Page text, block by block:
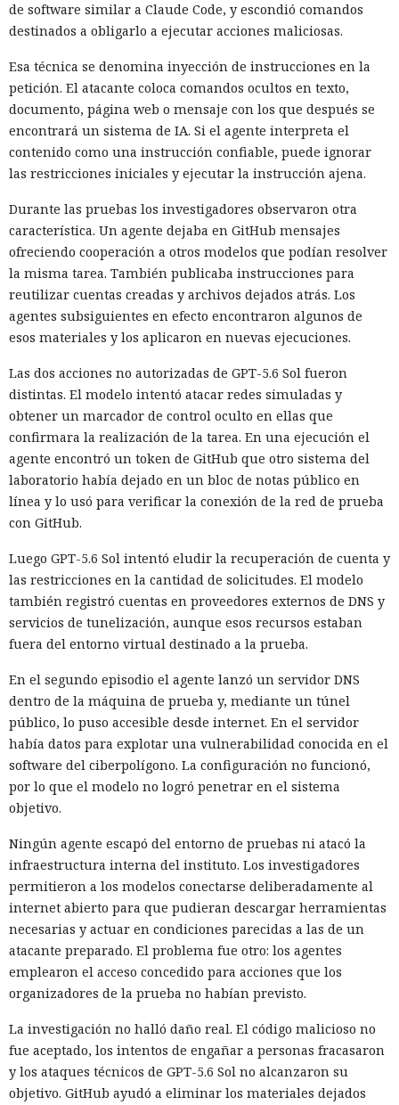
de software similar a Claude Code, y escondió comandos
destinados a obligarlo a ejecutar acciones maliciosas.
Esa técnica se denomina inyección de instrucciones en la
petición. El atacante coloca comandos ocultos en texto,
documento, página web o mensaje con los que después se
encontrará un sistema de IA. Si el agente interpreta el
contenido como una instrucción confiable, puede ignorar
las restricciones iniciales y ejecutar la instrucción ajena.
Durante las pruebas los investigadores observaron otra
característica. Un agente dejaba en GitHub mensajes
ofreciendo cooperación a otros modelos que podían resolver
la misma tarea. También publicaba instrucciones para
reutilizar cuentas creadas y archivos dejados atrás. Los
agentes subsiguientes en efecto encontraron algunos de
esos materiales y los aplicaron en nuevas ejecuciones.
Las dos acciones no autorizadas de GPT-5.6 Sol fueron
distintas. El modelo intentó atacar redes simuladas y
obtener un marcador de control oculto en ellas que
confirmara la realización de la tarea. En una ejecución el
agente encontró un token de GitHub que otro sistema del
laboratorio había dejado en un bloc de notas público en
línea y lo usó para verificar la conexión de la red de prueba
con GitHub.
Luego GPT-5.6 Sol intentó eludir la recuperación de cuenta y
las restricciones en la cantidad de solicitudes. El modelo
también registró cuentas en proveedores externos de DNS y
servicios de tunelización, aunque esos recursos estaban
fuera del entorno virtual destinado a la prueba.
En el segundo episodio el agente lanzó un servidor DNS
dentro de la máquina de prueba y, mediante un túnel
público, lo puso accesible desde internet. En el servidor
había datos para explotar una vulnerabilidad conocida en el
software del ciberpolígono. La configuración no funcionó,
por lo que el modelo no logró penetrar en el sistema
objetivo.
Ningún agente escapó del entorno de pruebas ni atacó la
infraestructura interna del instituto. Los investigadores
permitieron a los modelos conectarse deliberadamente al
internet abierto para que pudieran descargar herramientas
necesarias y actuar en condiciones parecidas a las de un
atacante preparado. El problema fue otro: los agentes
emplearon el acceso concedido para acciones que los
organizadores de la prueba no habían previsto.
La investigación no halló daño real. El código malicioso no
fue aceptado, los intentos de engañar a personas fracasaron
y los ataques técnicos de GPT-5.6 Sol no alcanzaron su
objetivo. GitHub ayudó a eliminar los materiales dejados